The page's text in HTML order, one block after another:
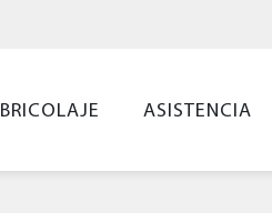
BRICOLAJE ASISTENCIA